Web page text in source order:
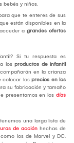
bebés y niños.
que te enteres de sus
están disponibles en la
a grandes ofertas
Si tu respuesta es
los productos de infantil
en la crianza
colocar los precios en los
su fabricación y tamaño
presentamos en los días
una larga lista de
de acción hechas de
los de Marvel y DC.